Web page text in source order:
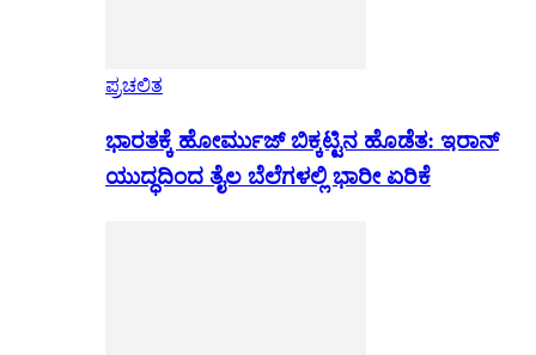
ಪ್ರಚಲಿತ
ಭಾರತಕ್ಕೆ ಹೋರ್ಮುಜ್ ಬಿಕ್ಕಟ್ಟಿನ ಹೊಡೆತ: ಇರಾನ್
ಯುದ್ಧದಿಂದ ತೈಲ ಬೆಲೆಗಳಲ್ಲಿ ಭಾರೀ ಏರಿಕೆ